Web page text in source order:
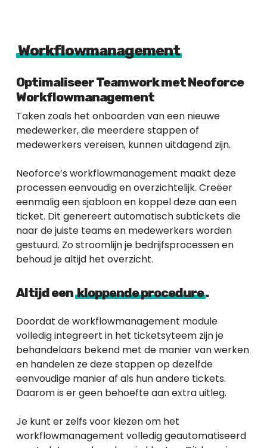
Workflowmanagement
Optimaliseer Teamwork met Neoforce
Workflowmanagement
Taken zoals het onboarden van een nieuwe
medewerker, die meerdere stappen of
medewerkers vereisen, kunnen uitdagend zijn.
Neoforce’s workflowmanagement maakt deze
processen eenvoudig en overzichtelijk. Creëer
eenmalig een sjabloon en koppel deze aan een
ticket. Dit genereert automatisch subtickets die
naar de juiste teams en medewerkers worden
gestuurd. Zo stroomlijn je bedrijfsprocessen en
behoud je altijd het overzicht.
Altijd eenkloppende procedure.
Doordat de workflowmanagement module
volledig integreert in het ticketsyteem zijn je
behandelaars bekend met de manier van werken
en handelen ze deze stappen op dezelfde
eenvoudige manier af als hun andere tickets.
Daarom is er geen behoefte aan extra uitleg.
Je kunt er zelfs voor kiezen om het
workflowmanagement volledig geautomatiseerd